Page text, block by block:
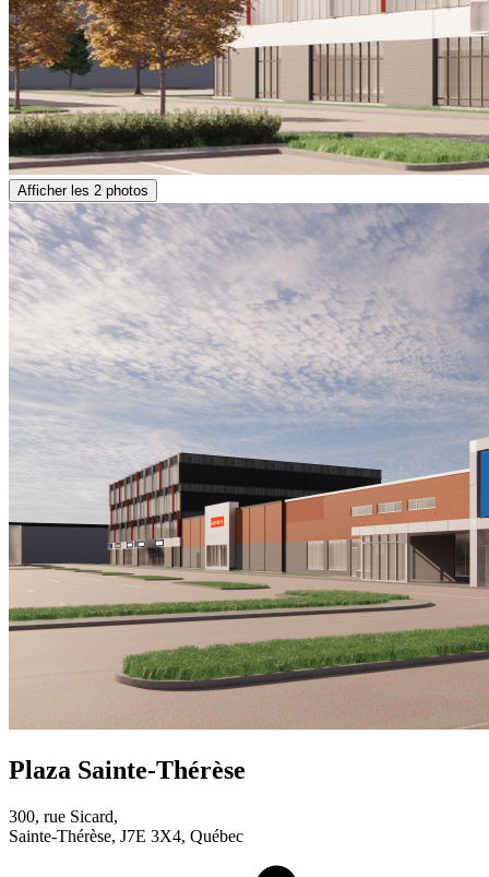
Afficher les 2 photos
Plaza Sainte-Thérèse
300, rue Sicard,
Sainte-Thérèse, J7E 3X4, Québec